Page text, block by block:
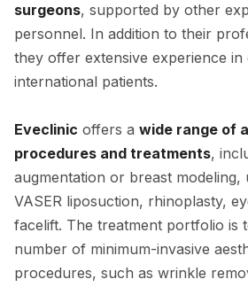
surgeons, supported by other
personnel. In addition to their
they offer extensive experience
international patients.
Eveclinic offers a wide range of
procedures and treatments,
augmentation or breast modeling,
VASER liposuction, rhinoplasty,
facelift. The treatment portfolio is
number of minimum-invasive
procedures, such as wrinkle